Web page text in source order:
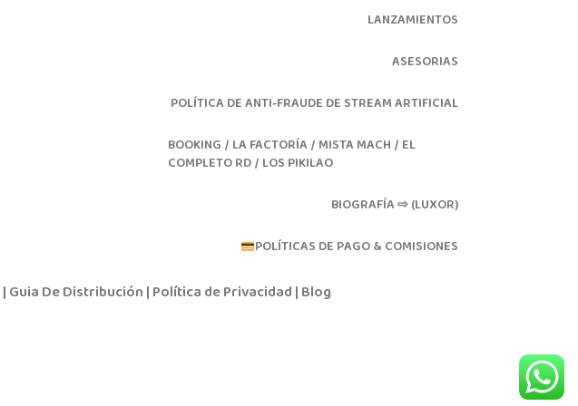
LANZAMIENTOS
ASESORIAS
POLÍTICA DE ANTI-FRAUDE DE STREAM ARTIFICIAL
BOOKING / LA FACTORÍA / MISTA MACH / EL
COMPLETO RD / LOS PIKILAO
BIOGRAFÍA ⇨ (LUXOR)
POLÍTICAS DE PAGO & COMISIONES
| Guia De Distribución | Política de Privacidad | Blog